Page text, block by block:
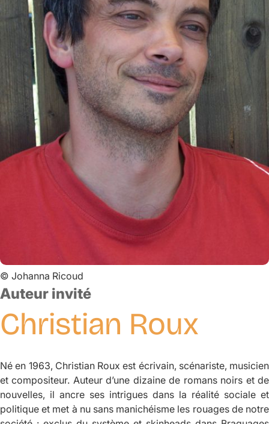
© Johanna Ricoud
Auteur invité
Christian Roux
Né en 1963, Christian Roux est écrivain, scénariste, musicien
et compositeur. Auteur d’une dizaine de romans noirs et de
nouvelles, il ancre ses intrigues dans la réalité sociale et
politique et met à nu sans manichéisme les rouages de notre